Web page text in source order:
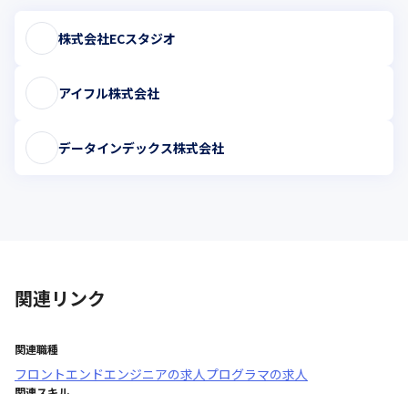
株式会社ECスタジオ
アイフル株式会社
データインデックス株式会社
関連リンク
関連職種
フロントエンドエンジニアの求人プログラマの求人